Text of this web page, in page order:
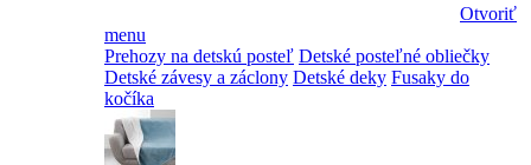
Otvoriť
menu
Prehozy na detskú posteľ Detské posteľné obliečky
Detské závesy a záclony Detské deky Fusaky do
kočíka